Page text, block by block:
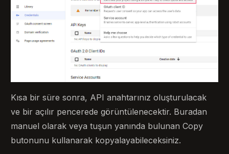
Kısa bir süre sonra, API anahtarınız oluşturulacak
ve bir açılır pencerede görüntülenecektir. Buradan
manuel olarak veya tuşun yanında bulunan Copy
butonunu kullanarak kopyalayabileceksiniz.